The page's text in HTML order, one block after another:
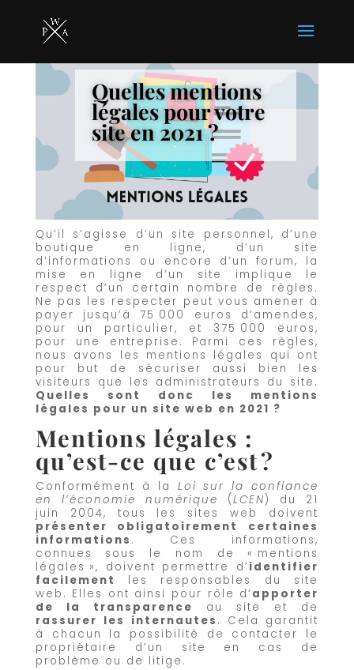
Quelles mentions
légales pour votre
site en 2021 ?
Qu’il s’agisse d’un site personnel, d’une
boutique en ligne, d’un site
d’informations ou encore d’un forum, la
mise en ligne d’un site implique le
respect d’un certain nombre de règles.
Ne pas les respecter peut vous amener à
payer jusqu’à 75 000 euros d’amendes,
pour un particulier, et 375 000 euros,
pour une entreprise. Parmi ces règles,
nous avons les mentions légales qui ont
pour but de sécuriser aussi bien les
visiteurs que les administrateurs du site.
Quelles sont donc les mentions
légales pour un site web en 2021 ?
Mentions légales :
qu’est-ce que c’est ?
Conformément à la Loi sur la confiance
en l’économie numérique
(LCEN) du 21
juin 2004, tous les sites web doivent
présenter obligatoirement certaines
informations . Ces informations,
connues sous le nom de « mentions
légales », doivent permettre d’ identifier
facilement
les responsables du site
web. Elles ont ainsi pour rôle d’ apporter
de la transparence
au site et de
rassurer les internautes . Cela garantit
à chacun la possibilité de contacter le
propriétaire d’un site en cas de
problème ou de litige.